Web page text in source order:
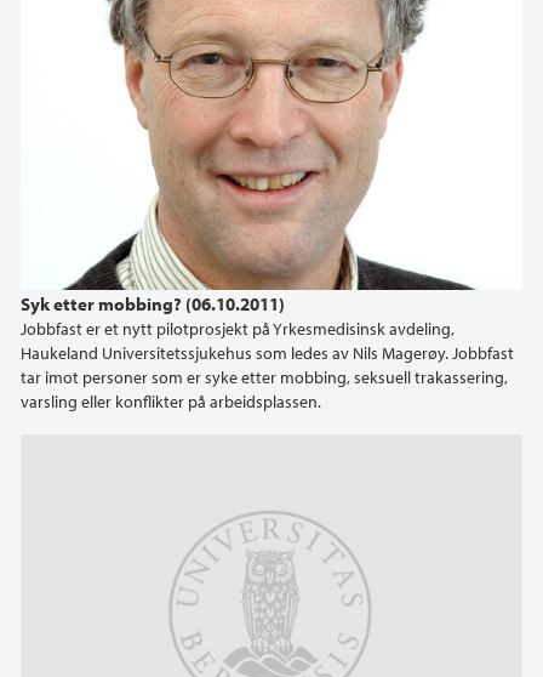
Syk etter mobbing? (06.10.2011)
Jobbfast er et nytt pilotprosjekt på Yrkesmedisinsk avdeling,
Haukeland Universitetssjukehus som ledes av Nils Magerøy. Jobbfast
tar imot personer som er syke etter mobbing, seksuell trakassering,
varsling eller konflikter på arbeidsplassen.